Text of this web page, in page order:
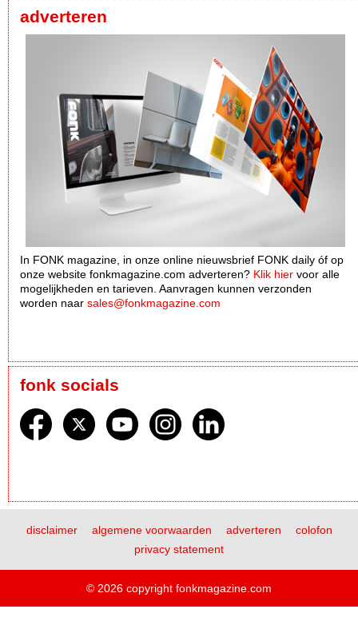
adverteren
In FONK magazine, in onze online nieuwsbrief FONK daily óf op
onze website fonkmagazine.com adverteren? Klik hier voor alle
mogelijkheden en tarieven. Aanvragen kunnen verzonden
worden naar sales@fonkmagazine.com
fonk socials
disclaimer algemene voorwaarden adverteren
colofon
privacy statement
© 2026 copyright fonkmagazine.com